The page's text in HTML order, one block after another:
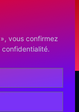
vous confirmez